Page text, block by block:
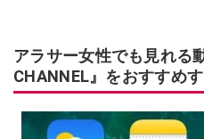
アラサー女性でも見れる
CHANNEL』をおすすめ